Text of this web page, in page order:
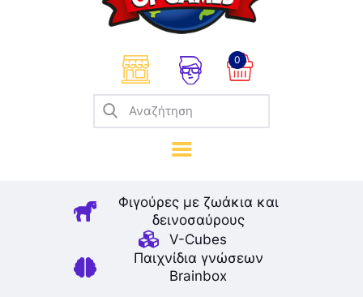
0
Φιγούρες με ζωάκια και
δεινοσαύρους
V-Cubes
Παιχνίδια γνώσεων
Brainbox
Παιχνίδια Καρτών
Σπαζοκεφαλιές
Κατασκευές
Καλλιτεχνικά
Μοντελισμός
Βιβλία
Παιχνίδια Ρόλων